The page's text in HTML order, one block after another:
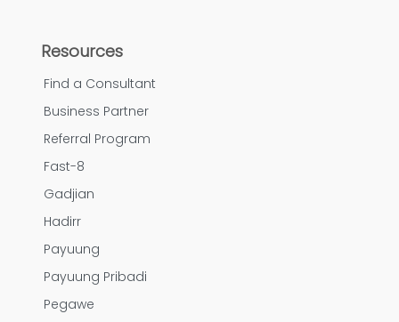
Resources
Find a Consultant
Business Partner
Referral Program
Fast-8
Gadjian
Hadirr
Payuung
Payuung Pribadi
Pegawe